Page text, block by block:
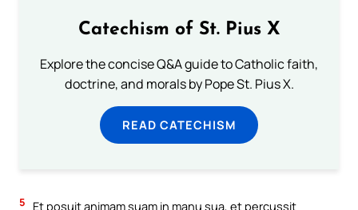
Catechism of St. Pius X
Explore the concise Q&A guide to Catholic faith,
doctrine, and morals by Pope St. Pius X.
READ CATECHISM
5
Et posuit animam suam in manu sua, et percussit